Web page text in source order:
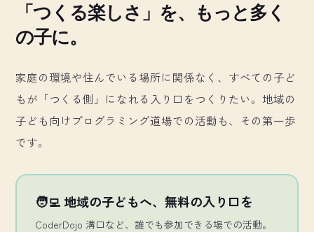
「つくる楽しさ」を、もっと多く
の子に。
家庭の環境や住んでいる場所に関係なく、すべての子ど
もが「つくる側」になれる入り口をつくりたい。地域の
子ども向けプログラミング道場での活動も、その第一歩
です。
🧑‍💻 地域の子どもへ、無料の入り口を
CoderDojo 溝口など、誰でも参加できる場での活動。